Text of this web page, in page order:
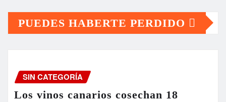
PUEDES HABERTE PERDIDO
SIN CATEGORÍA
Los vinos canarios cosechan 18